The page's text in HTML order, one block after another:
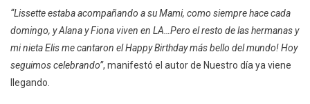
“Lissette estaba acompañando a su Mami, como siempre hace cada
domingo, y Alana y Fiona viven en LA…Pero el resto de las hermanas y
mi nieta Elis me cantaron el Happy Birthday más bello del mundo! Hoy
seguimos celebrando”, manifestó el autor de Nuestro día ya viene
llegando.